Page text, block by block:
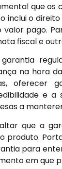
que
inclui o
pago.
fiscal e
na hora
oferecer
e a
a
que a
produto.
para
em que